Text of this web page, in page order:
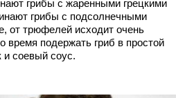
грибы с жаренными грецкими
грибы с подсолнечными
от трюфелей исходит очень
время подержать гриб в простой
и соевый соус.